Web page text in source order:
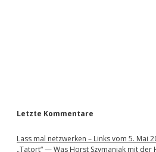
Letzte Kommentare
Lass mal netzwerken – Links vom 5. Mai
„Tatort“ — Was Horst Szymaniak mit der